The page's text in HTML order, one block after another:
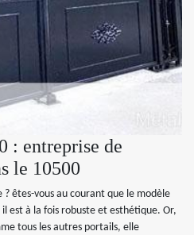
: entreprise de
le 10500
êtes-vous au courant que le modèle
est à la fois robuste et esthétique. Or,
tous les autres portails, elle